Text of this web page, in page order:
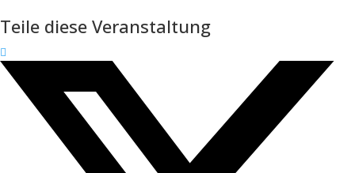
Teile diese Veranstaltung